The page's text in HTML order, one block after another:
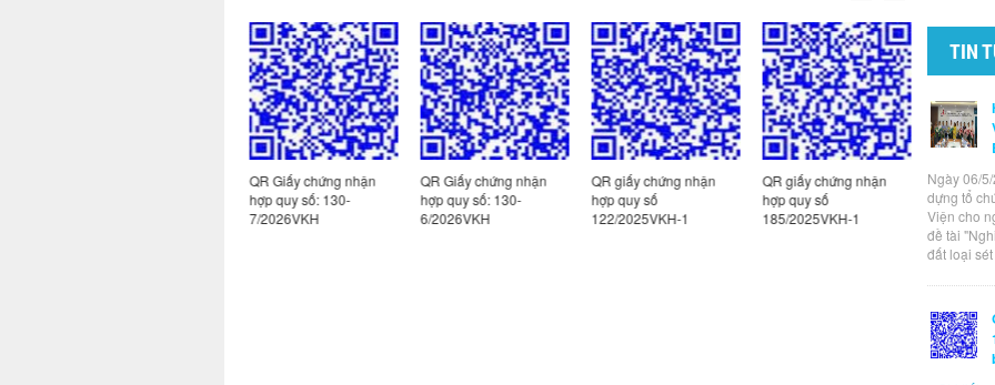
QR Giấy chứng nhận
hợp quy số: 130-
7/2026VKH
QR Giấy chứng nhận
hợp quy số: 130-
6/2026VKH
QR giấy chứng nhận
hợp quy số
122/2025VKH-1
QR giấy chứng nhận
hợp quy số
185/2025VKH-1
QR Giấy
hợp quy
1/
TIN
Ngày 06/
dựng tổ
Viện cho
đề tài
đất loại